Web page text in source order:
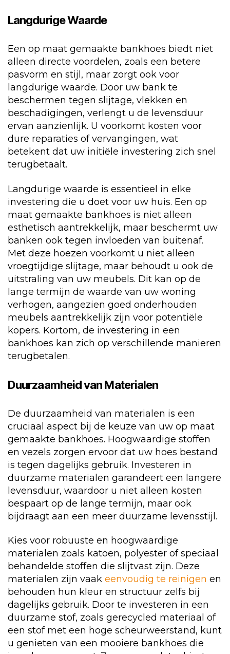
Langdurige Waarde
Een op maat gemaakte bankhoes biedt niet
alleen directe voordelen, zoals een betere
pasvorm en stijl, maar zorgt ook voor
langdurige waarde. Door uw bank te
beschermen tegen slijtage, vlekken en
beschadigingen, verlengt u de levensduur
ervan aanzienlijk. U voorkomt kosten voor
dure reparaties of vervangingen, wat
betekent dat uw initiële investering zich snel
terugbetaalt.
Langdurige waarde is essentieel in elke
investering die u doet voor uw huis. Een op
maat gemaakte bankhoes is niet alleen
esthetisch aantrekkelijk, maar beschermt uw
banken ook tegen invloeden van buitenaf.
Met deze hoezen voorkomt u niet alleen
vroegtijdige slijtage, maar behoudt u ook de
uitstraling van uw meubels. Dit kan op de
lange termijn de waarde van uw woning
verhogen, aangezien goed onderhouden
meubels aantrekkelijk zijn voor potentiële
kopers. Kortom, de investering in een
bankhoes kan zich op verschillende manieren
terugbetalen.
Duurzaamheid van Materialen
De duurzaamheid van materialen is een
cruciaal aspect bij de keuze van uw op maat
gemaakte bankhoes. Hoogwaardige stoffen
en vezels zorgen ervoor dat uw hoes bestand
is tegen dagelijks gebruik. Investeren in
duurzame materialen garandeert een langere
levensduur, waardoor u niet alleen kosten
bespaart op de lange termijn, maar ook
bijdraagt aan een meer duurzame levensstijl.
Kies voor robuuste en hoogwaardige
materialen zoals katoen, polyester of speciaal
behandelde stoffen die slijtvast zijn. Deze
materialen zijn vaak eenvoudig te reinigen en
behouden hun kleur en structuur zelfs bij
dagelijks gebruik. Door te investeren in een
duurzame stof, zoals gerecycled materiaal of
een stof met een hoge scheurweerstand, kunt
u genieten van een mooiere bankhoes die